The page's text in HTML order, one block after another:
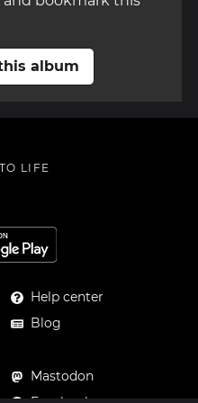
album
LIFE
Help center
Blog
Mastodon